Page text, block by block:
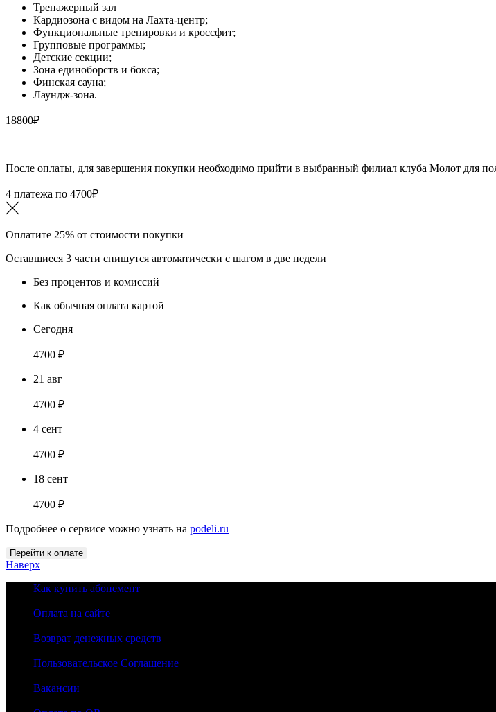
Тренажерный зал
Кардиозона с видом на Лахта-центр;
Функциональные тренировки и кроссфит;
Групповые программы;
Детские секции;
Зона единоборств и бокса;
Финская сауна;
Лаундж-зона.
18800₽
После оплаты, для завершения покупки необходимо прийти в выбранный филиал клуба Молот для
4 платежа по 4700₽
Оплатите 25% от стоимости покупки
Оставшиеся 3 части спишутся автоматически с шагом в две недели
Без процентов и комиссий
Как обычная оплата картой
Сегодня
4700 ₽
21 авг
4700 ₽
4 сент
4700 ₽
18 сент
4700 ₽
Подробнее о сервисе можно узнать на podeli.ru
Количество
товара
ПОЛНЫЙ
заморозки
Перейти к оплате
Наверх
Как купить абонемент
Оплата на сайте
Возврат денежных средств
Пользовательское Соглашение
Вакансии